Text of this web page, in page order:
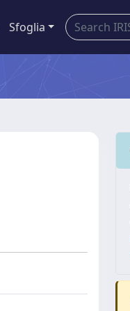
Sfoglia